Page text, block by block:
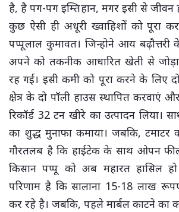
है, है पग-पग इम्तिहान, मगर इसी से जीवन
कुछ ऐसी ही अधूरी ख्वाहिशों को पूरा
पप्पूलाल कुमावत। जिन्होने आय बढ़ौत्तरी
अपने को तकनीक आधारित खेती से
रह गई। इसी कमी को पूरा करने के लिए
क्षेत्र के दो पॉली हाउस स्थापित करवाएं
रिकॉर्ड 32 टन खीरे का उत्पादन लिया।
का शुद्ध मुनाफा कमाया। जबकि, टमाटर
गौरतलब है कि हाईटेक के साथ ओपन
किसान पप्पू को अब महारत हासिल
परिणाम है कि सालाना 15-18 लाख
कर रहे है। जबकि, पहले मार्बल काटने का